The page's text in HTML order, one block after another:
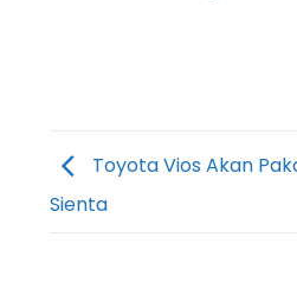
Toyota Vios Akan
Sienta